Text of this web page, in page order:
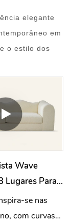
elegante
em
o estilo dos
Wave
Lugares Para
se nas
com curvas